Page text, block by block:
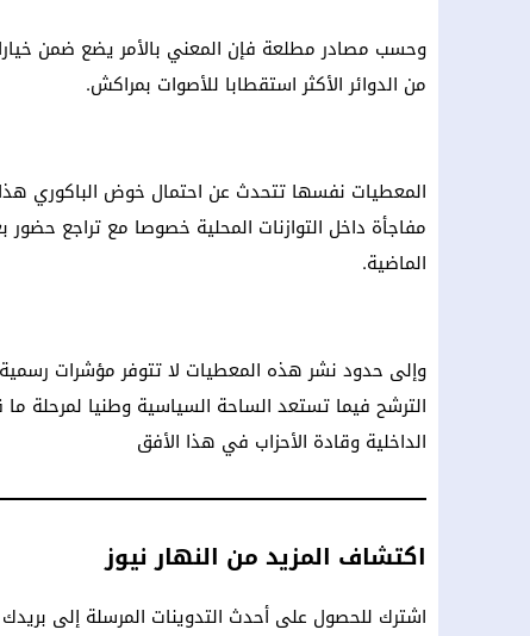
وحسب مصادر مطلعة فإن المعني بالأمر يضع ضمن
من الدوائر الأكثر استقطابا للأصوات بمراكش.
المعطيات نفسها تتحدث عن احتمال خوض الباكوري
مفاجأة داخل التوازنات المحلية خصوصا مع تراجع
الماضية.
وإلى حدود نشر هذه المعطيات لا تتوفر مؤشرات
الداخلية وقادة الأحزاب في هذا الأفق
اكتشاف المزيد من النهار نيوز
اشترك للحصول على أحدث التدوينات المرسلة إلى بريدك